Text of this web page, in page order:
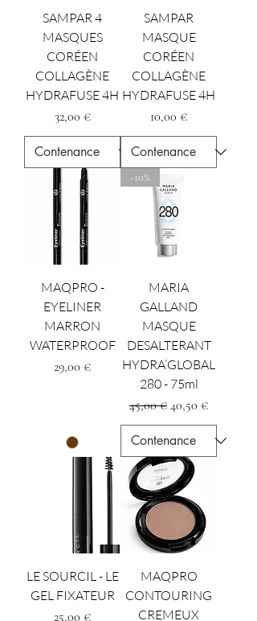
SAMPAR 4
MASQUES
CORÉEN
COLLAGÈNE
HYDRAFUSE 4H
Prezzo
32,00 €
SAMPAR
MASQUE
CORÉEN
COLLAGÈNE
HYDRAFUSE 4H
Prezzo
10,00 €
MAQPRO -
EYELINER
MARRON
WATERPROOF
Prezzo
29,00 €
-10%
MARIA
GALLAND
MASQUE
DESALTERANT
HYDRA’GLOBAL
280 - 75ml
Prezzo regolare
45,00 € Prezzo scontato
40,50 €
LE SOURCIL - LE
GEL FIXATEUR
Prezzo
25,00 €
MAQPRO
CONTOURING
CREMEUX